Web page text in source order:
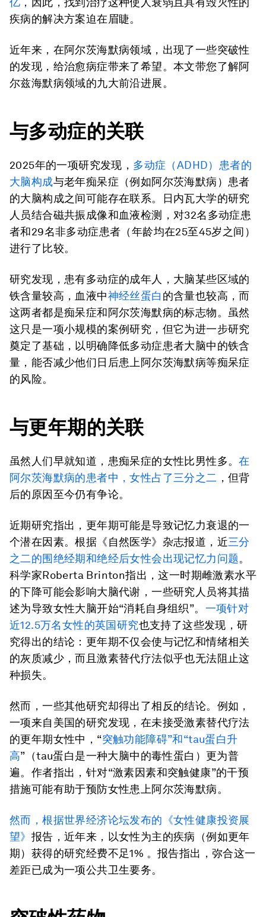
疾病的解决方案迫在眉睫。
近年来，在阿尔茨海默病领域，出现了一些突破性
的发现，给治愈病症带来了希望。本文带您了解阿
尔兹海默病领域的九大前沿进展。
与多动症的关联
2025年的一项研究发现， 多动症 （ADHD） 患者的
大脑构成与老年痴呆症（例如阿尔茨海默病）患者
的大脑构成之间可能存在联系。日内瓦大学的研究
人员结合磁共振成像和血液检测，对32名多动症患
者和29名非多动症患者（年龄均在25至45岁之间）
进行了比较。
研究发现，患有多动症的成年人，大脑某些区域的
铁含量较高，血液中神经丝蛋白 的含量也较高，而
这两者都是痴呆症和阿尔茨海默病的标志物。虽然
这只是一项小规模的案例研究，但它为进一步研究
奠定了基础，以明确降低多动症患者大脑中的铁含
量，能否减少他们日后患上阿尔茨海默病等痴呆症
的风险。
与更年期的关联
虽然人们早就知道，患痴呆症的女性比男性多。在
阿尔茨海默病的患者中，女性占了三分之二 ，但背
后的原因至今仍有争论。
近期研究指出，更年期可能是导致记忆力衰退的一
个潜在因素。根据《自然医学》杂志报道，近三分
之二的围绝经期和绝经后女性会出现记忆力问题。
科学家Roberta Brinton指出，这一时期雌激素水平
的下降可能会影响大脑代谢，一些研究人员将其描
述为导致女性大脑开始“消耗自身组织”。 一项针对
近12.5万名女性的英国研究也支持了这些发现，研
究得出的结论：更年期不仅会使与记忆和情绪相关
的灰质减少，而且激素替代疗法似乎也无法阻止这
种损失。
然而，一些其他研究却得出了相反的结论。例如，
一项来自美国的研究发现，在未接受激素替代疗法
的更年期女性中，“突触功能障碍”和“tau蛋白升
高”（tau蛋白是一种大脑中的毒性蛋白）更为普
遍。作者指出，针对“激素因素和突触健康”的干预
措施可能有助于预防女性患上阿尔茨海默病。
然而，根据世界经济论坛发布的《女性健康投资展
望》 报告，近年来，以女性为主的疾病（例如更年
期）获得的研究经费不足1% 。报告指出，弥合这一
差距已成为一项公共卫生要务。